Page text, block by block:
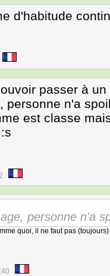
d'habitude
passer à
personne n'a
est classe
personne n'a
quoi, il ne faut pas